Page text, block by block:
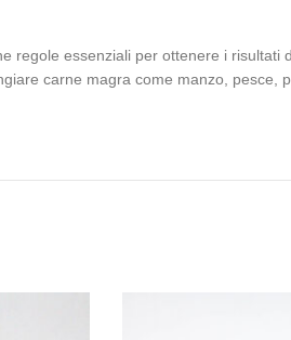
regole essenziali per ottenere i
carne magra come manzo,